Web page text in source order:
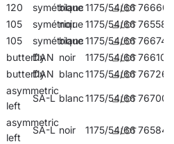
120 symétrique
blanc1175/54/66766602
105 symétrique
noir 1175/54/66765582
105 symétrique
blanc1175/54/66766749
butterfly
DAN noir 1175/54/66766107
butterfly
DAN blanc1175/54/66767265
asymmetric
left
SA-L blanc1175/54/66767005
asymmetric
left
SA-L noir 1175/54/66765841